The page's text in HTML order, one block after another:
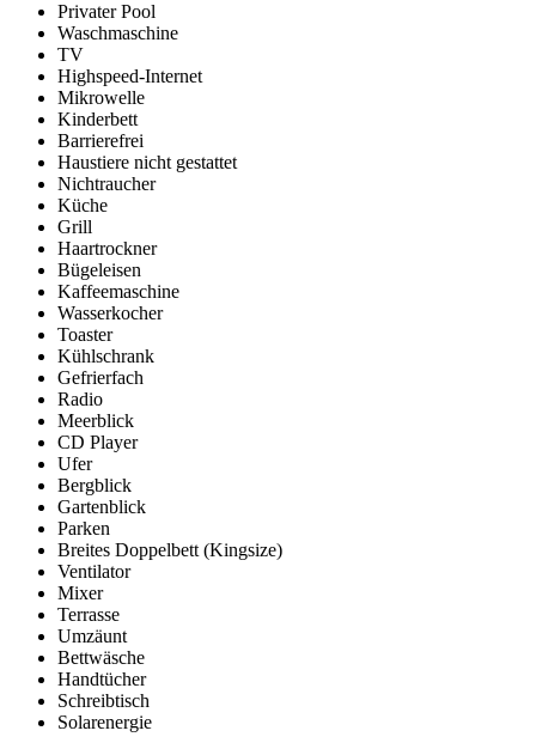
Privater Pool
Waschmaschine
TV
Highspeed-Internet
Mikrowelle
Kinderbett
Barrierefrei
Haustiere nicht gestattet
Nichtraucher
Küche
Grill
Haartrockner
Bügeleisen
Kaffeemaschine
Wasserkocher
Toaster
Kühlschrank
Gefrierfach
Radio
Meerblick
CD Player
Ufer
Bergblick
Gartenblick
Parken
Breites Doppelbett (Kingsize)
Ventilator
Mixer
Terrasse
Umzäunt
Bettwäsche
Handtücher
Schreibtisch
Solarenergie